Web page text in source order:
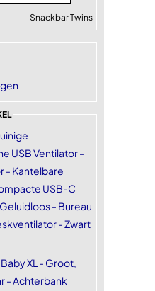
Snackbar Twins
USB Ventilator -
- Kantelbare
USB-C
- Bureau
- Zwart
XL - Groot,
- Achterbank